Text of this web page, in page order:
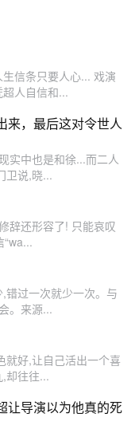
信条只要人心... 戏演
人自信和...
来，最后这对令世人
实中也是和徐...而二人
卫说,晓...
辞还形容了! 只能哀叹
错过一次就少一次。与
。来源...
就好,让自己活出一个喜
却往往...
让导演以为他真的死